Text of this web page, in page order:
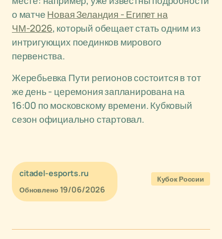
о матчеНовая Зеландия - Египет на
ЧМ-2026, который обещает стать одним из
интригующих поединков мирового
первенства.
Жеребьевка Пути регионов состоится в тот
же день - церемония запланирована на
16:00 по московскому времени. Кубковый
сезон официально стартовал.
citadel-esports.ru
Обновлено 19/06/2026
Кубок России